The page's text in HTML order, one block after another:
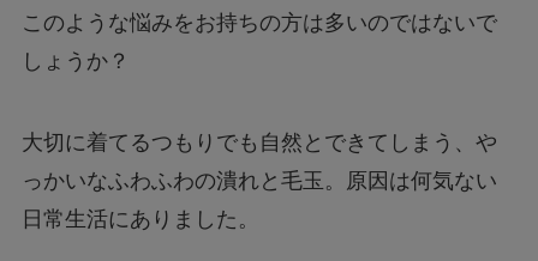
このような悩みをお持ちの方は多いのではないで
しょうか？
大切に着てるつもりでも自然とできてしまう、や
っかいなふわふわの潰れと毛玉。原因は何気ない
日常生活にありました。